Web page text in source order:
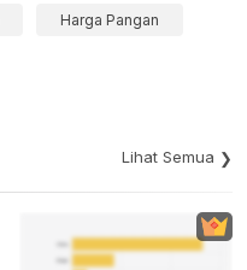
Harga Pangan
Lihat Semua